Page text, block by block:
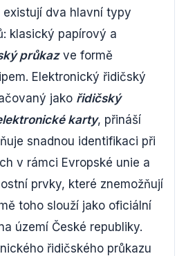
existují dva hlavní typy
klasický papírový a
průkazve formě
Elektronický řidičský
jako řidičský
karty, přináší
snadnou identifikaci při
v rámci Evropské unie a
prvky, které znemožňují
toho slouží jako oficiální
území České republiky.
řidičského průkazu